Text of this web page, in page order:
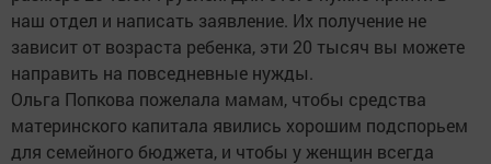
наш отдел и написать заявление. Их получение не
зависит от возраста ребенка, эти 20 тысяч вы можете
направить на повседневные нужды.
Ольга Попкова пожелала мамам, чтобы средства
материнского капитала явились хорошим подспорьем
для семейного бюджета, и чтобы у женщин всегда